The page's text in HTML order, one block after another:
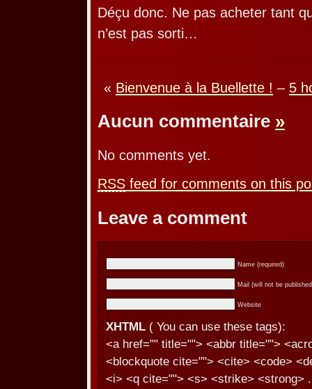
Déçu donc. Ne pas acheter tant
n’est pas sorti…
« Bienvenue à la Buellette ! – 5
Aucun commentaire »
No comments yet.
RSS feed for comments on this
Leave a comment
Name (required)
Mail (will not be
Website
XHTML ( You can use these tags):
<a href="" title=""> <abbr title="">
<blockquote cite=""> <cite> <code>
<i> <q cite=""> <s> <strike> <strong> .